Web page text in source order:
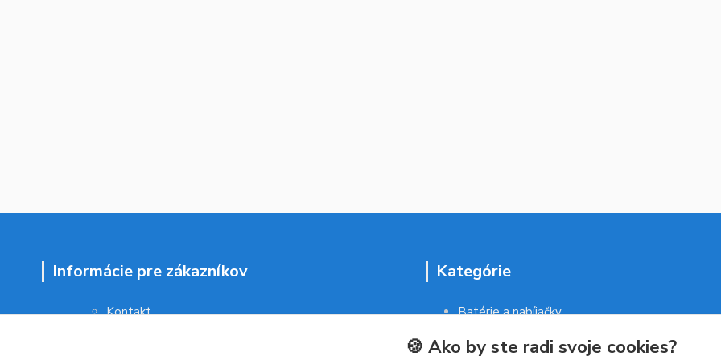
Informácie pre zákazníkov
Kontakt
Kategórie
Batérie a nabíjačky
Malé domáce spotrebiče
🍪 Ako by ste radi svoje cookies?